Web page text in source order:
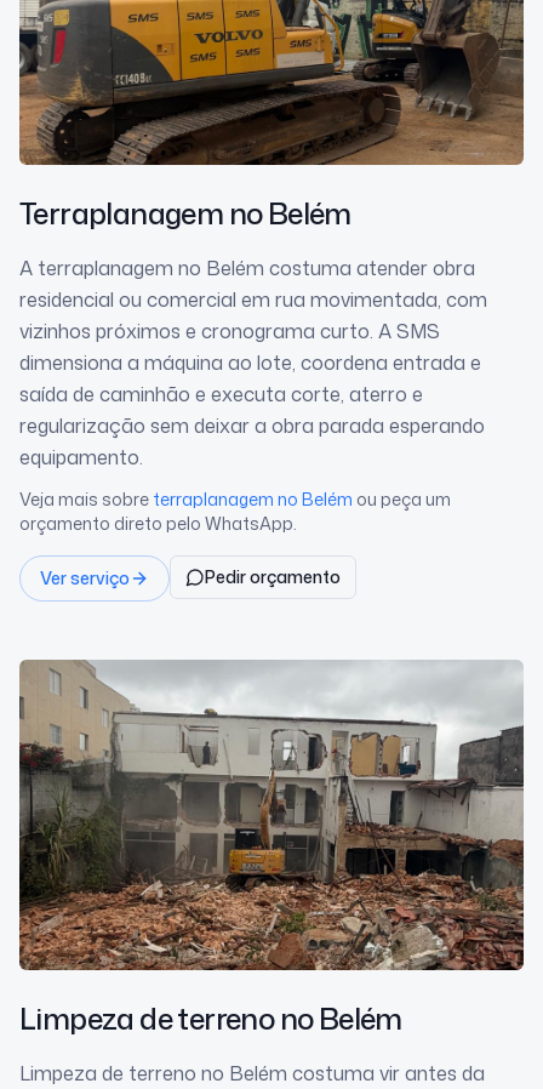
Terraplanagem no Belém
A terraplanagem no Belém costuma atender obra
residencial ou comercial em rua movimentada, com
vizinhos próximos e cronograma curto. A SMS
dimensiona a máquina ao lote, coordena entrada e
saída de caminhão e executa corte, aterro e
regularização sem deixar a obra parada esperando
equipamento.
Veja mais sobre terraplanagem no Belém ou peça um
orçamento direto pelo WhatsApp.
Ver serviço Pedir orçamento
Limpeza de terrenono Belém
Limpeza de terreno no Belém costuma vir antes da